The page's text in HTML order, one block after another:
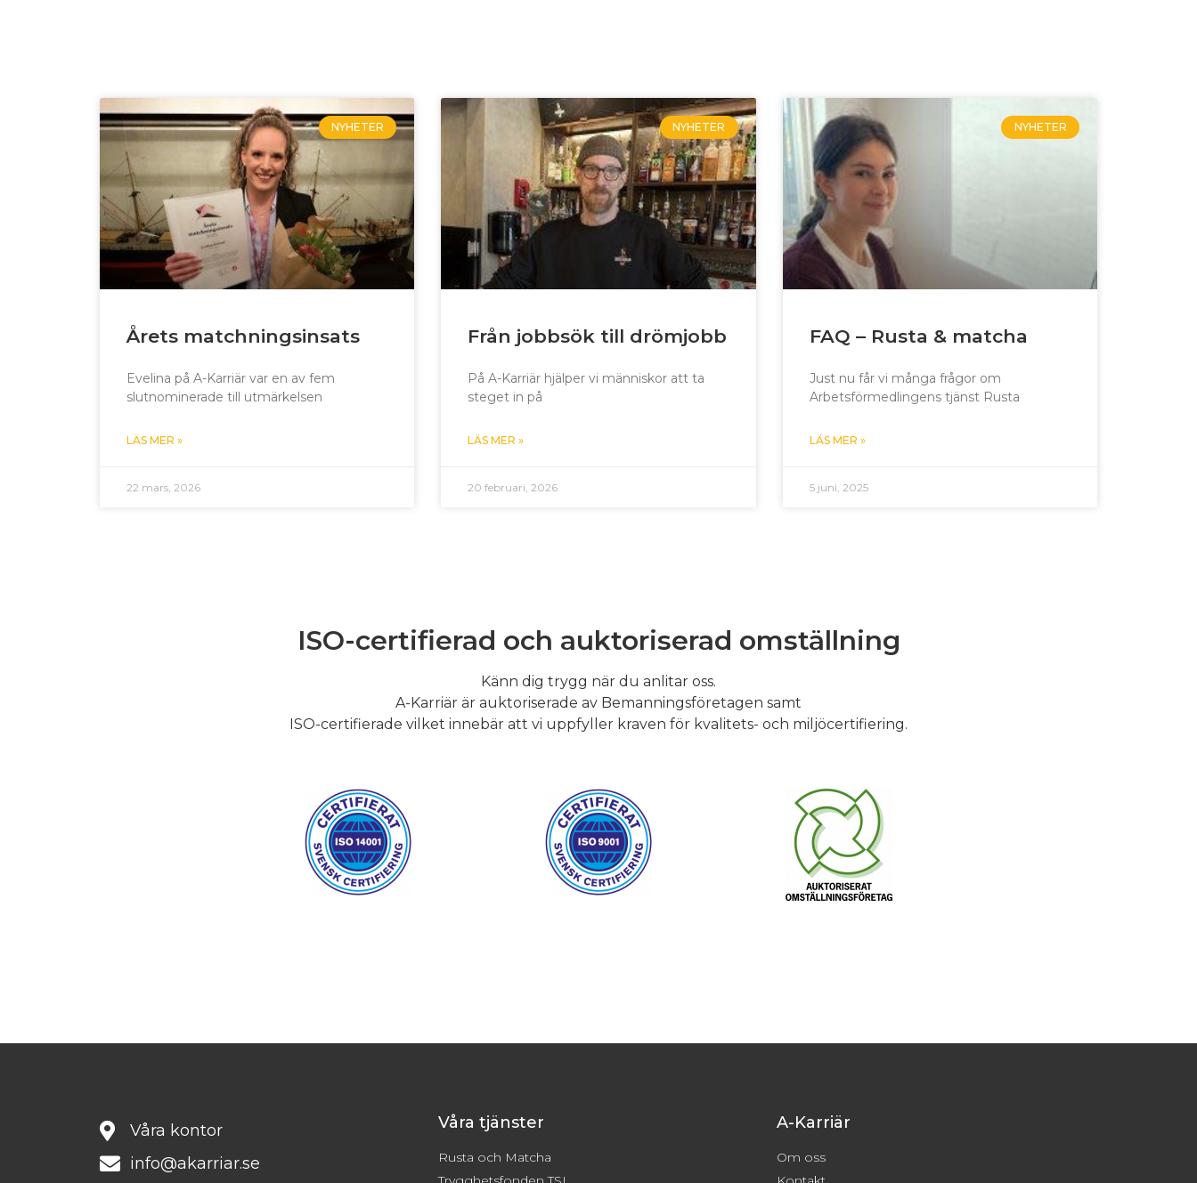
NYHETER
Årets matchningsinsats
Evelina på A-Karriär var en av fem
slutnominerade till utmärkelsen
LÄS MER »
22 mars, 2026
NYHETER
Från jobbsök till drömjobb
På A-Karriär hjälper vi människor att ta
steget in på
LÄS MER »
20 februari, 2026
NYHETER
FAQ – Rusta & matcha
Just nu får vi många frågor om
Arbetsförmedlingens tjänst Rusta
LÄS MER »
5 juni, 2025
ISO-certifierad och auktoriserad omställning
Känn dig trygg när du anlitar oss.
A-Karriär är auktoriserade av Bemanningsföretagen samt
ISO-certifierade vilket innebär att vi uppfyller kraven för kvalitets- och miljöcertifiering.
Våra kontor
info@akarriar.se
Våra tjänster
Rusta och Matcha
A-Karriär
Om oss